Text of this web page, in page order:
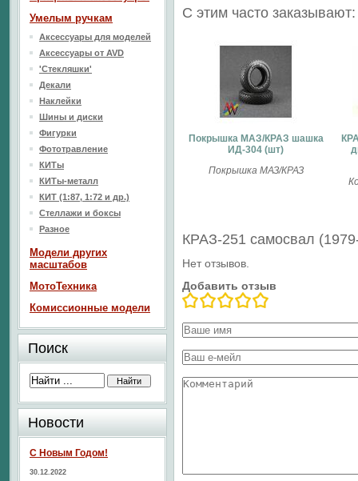
С этим часто заказывают:
Покрышка МАЗ/КРАЗ шашка
ИД-304 (шт)
Покрышка МАЗ/КРАЗ
КРАЗ-251 самосвал
Нет отзывов.
Добавить отзыв
Умелым ручкам
Аксессуары для моделей
Аксессуары от AVD
'Стекляшки'
Декали
Наклейки
Шины и диски
Фигурки
Фототравление
КИТы
КИТы-металл
КИТ (1:87, 1:72 и др.)
Стеллажи и боксы
Разное
Модели других
масштабов
МотоТехника
Комиссионные модели
Поиск
Новости
С Новым Годом!
30.12.2022